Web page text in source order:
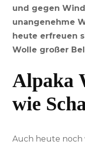
und gegen
unangenehme
heute erfreuen
Wolle großer
Alpaka
wie
Auch heute